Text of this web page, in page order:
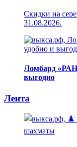
Скидки на
31.08.2026.
Ломбард
выгодно
Лента